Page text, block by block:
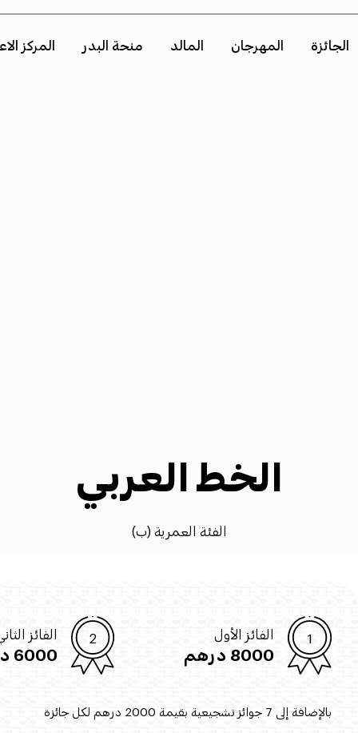
الجائزة المهرجان المالد منحة البدر المركز
الخط العربي
الفئة العمرية (ب)
الفائز الأول
8000 درهم
الفائز
6000 درهم
بالإضافة إلى 7 جوائز تشجيعية بقيمة 2000 درهم لكل جائزة